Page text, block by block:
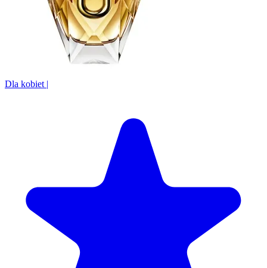
Dla kobiet |